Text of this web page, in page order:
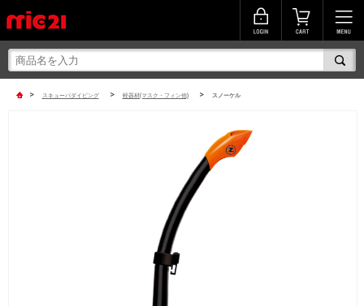
> スキューバダイビング > 軽器材(マスク・フィン他) > スノーケル